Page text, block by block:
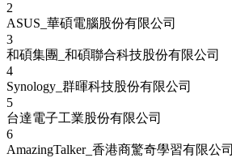
2
ASUS_華碩電腦股份有限公司
3
和碩集團_和碩聯合科技股份有限公司
4
Synology_群暉科技股份有限公司
5
台達電子工業股份有限公司
6
AmazingTalker_香港商驚奇學習有限公司